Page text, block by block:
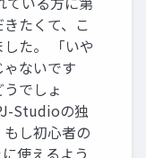
たくて、こ
た。 「いや
ないです
でしょ
Studioの独
し初心者の